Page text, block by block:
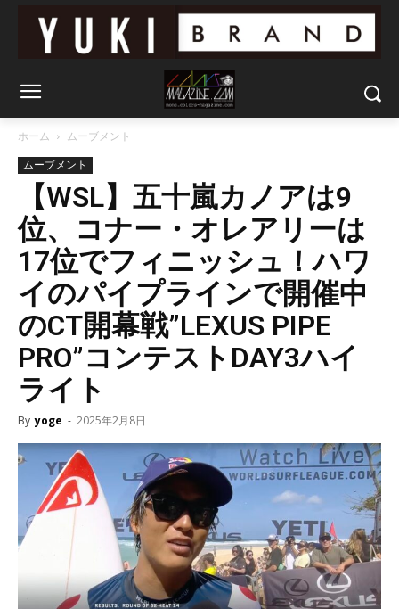
ホーム
ムーブメント
ムーブメント
【WSL】五十嵐カノアは9
位、コナー・オレアリーは
17位でフィニッシュ！ハワ
イのパイプラインで開催中
のCT開幕戦”LEXUS PIPE
PRO”コンテストDAY3ハイ
ライト
By yoge - 2025年2月8日